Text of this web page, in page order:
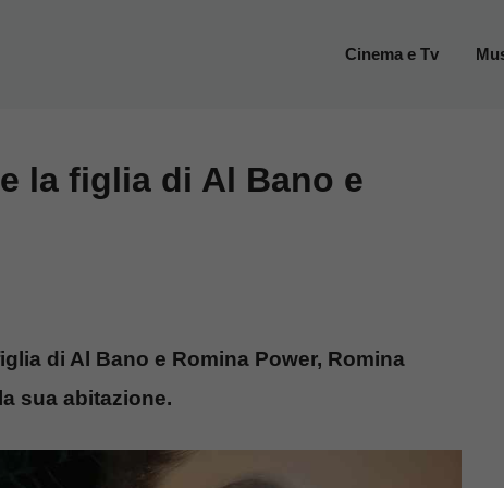
Cinema e Tv
la figlia di Al Bano e
di Al Bano e Romina Power, Romina
sua abitazione.